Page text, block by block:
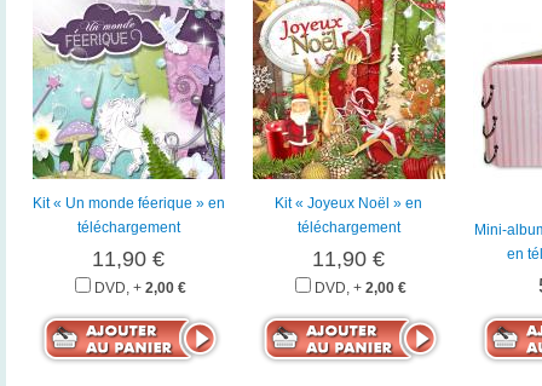
Kit « Un monde féerique » en
téléchargement
11,90 €
DVD, + 2,00 €
Kit « Joyeux Noël » en
téléchargement
11,90 €
DVD, + 2,00 €
Mini-
en